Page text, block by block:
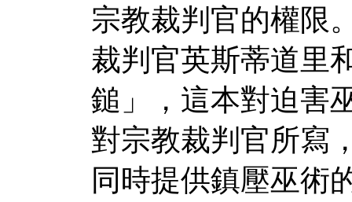
宗教裁判官的權限
裁判官英斯蒂道里
鎚」，這本對迫害
對宗教裁判官所寫
同時提供鎮壓巫術